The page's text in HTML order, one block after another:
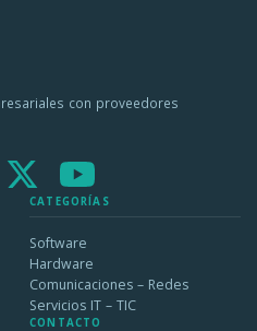
con proveedores
CATEGORÍAS
Software
Hardware
Comunicaciones – Redes
Servicios IT – TIC
CONTACTO